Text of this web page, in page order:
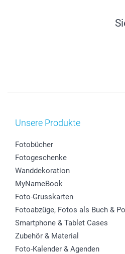
Unsere Produkte
Fotobücher
Fotogeschenke
Wanddekoration
MyNameBook
Foto-Grusskarten
Fotoabzüge, Fotos als Buch &
Smartphone & Tablet Cases
Zubehör & Material
Foto-Kalender & Agenden